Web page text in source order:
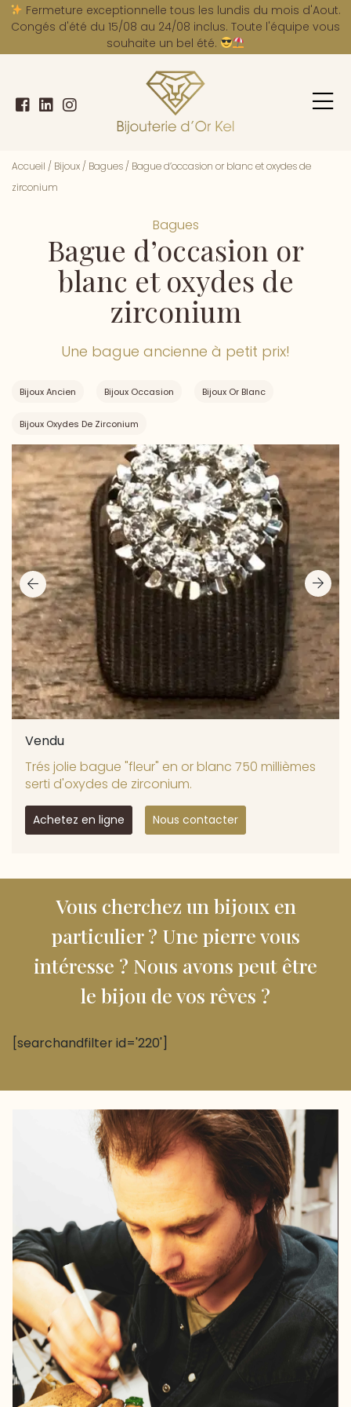
Fermeture exceptionnelle tous les lundis du mois d'Aout.
Congés d'été du 15/08 au 24/08 inclus. Toute l'équipe vous
souhaite un bel été.
Accueil / Bijoux / Bagues / Bague d’occasion or blanc et oxydes de
zirconium
Bagues
Bague d’occasion or
blanc et oxydes de
zirconium
Une bague ancienne à petit prix!
Bijoux Ancien Bijoux Occasion Bijoux Or Blanc
Bijoux Oxydes De Zirconium
Vendu
Trés jolie bague "fleur" en or blanc 750 millièmes
serti d'oxydes de zirconium.
Achetez en ligne Nous contacter
Vous cherchez un bijoux en
particulier ? Une pierre vous
intéresse ? Nous avons peut être
le bijou de vos rêves ?
[searchandfilter id='220']